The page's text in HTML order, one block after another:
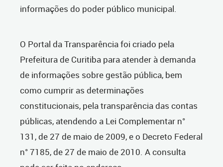
informações do poder público municipal.
O Portal da Transparência foi criado pela
Prefeitura de Curitiba para atender à demanda
de informações sobre gestão pública, bem
como cumprir as determinações
constitucionais, pela transparência das contas
públicas, atendendo a Lei Complementar n°
131, de 27 de maio de 2009, e o Decreto Federal
n° 7185, de 27 de maio de 2010. A consulta